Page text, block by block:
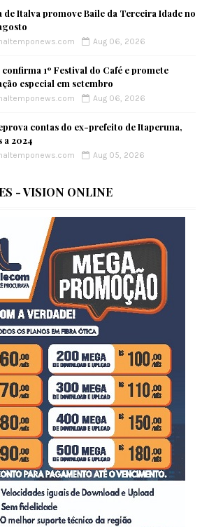
Italva promove Baile da Terceira Idade no
Aug 06, 2026
1º Festival do Café e promete
especial em setembro
Aug 06, 2026
contas do ex-prefeito de Itaperuna,
a 2024
Aug 05, 2026
- VISION ONLINE